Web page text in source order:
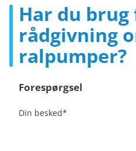
Har du brug
rådgivning
ralpumper?
Forespørgsel
Din besked*